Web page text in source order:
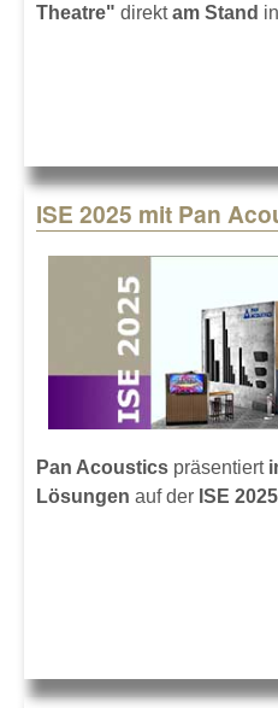
Theatre" direktam Stand
ISE 2025 mit Pan
Pan Acoustics präsentiert
Lösungen auf der ISE 2025